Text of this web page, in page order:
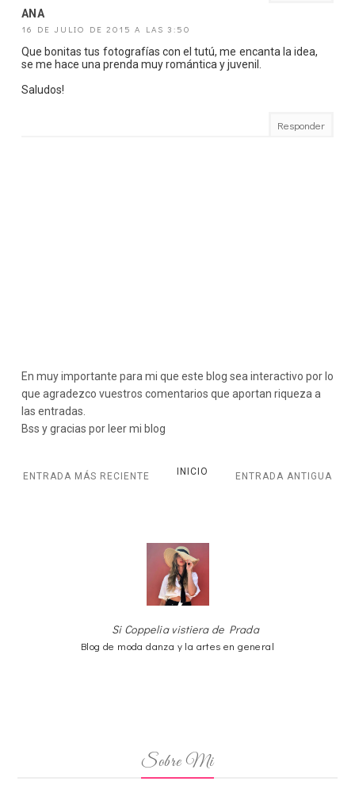
ANA
16 DE JULIO DE 2015 A LAS 3:50
Que bonitas tus fotografías con el tutú, me encanta la idea,
se me hace una prenda muy romántica y juvenil.
Saludos!
Responder
En muy importante para mi que este blog sea interactivo por lo
que agradezco vuestros comentarios que aportan riqueza a
las entradas.
Bss y gracias por leer mi blog
ENTRADA MÁS RECIENTE ENTRADA ANTIGUA
INICIO
Si Coppelia vistiera de Prada
Blog de moda danza y la artes en general
Sobre Mi